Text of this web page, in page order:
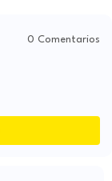
0 Comentarios